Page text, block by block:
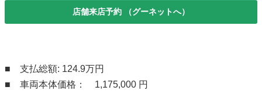
店舗来店予約 （グーネットへ）
■ 支払総額: 124.9万円
■ 車両本体価格： 1,175,000 円